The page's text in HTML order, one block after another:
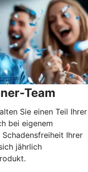
Team
Sie einen Teil Ihrer
bei eigenem
Ihrer
jährlich